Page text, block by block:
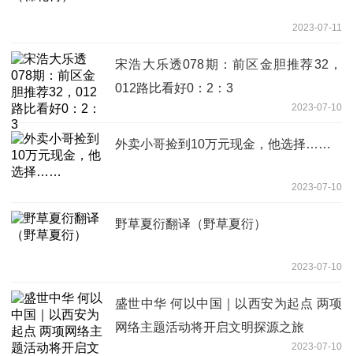
2023-07-11
宋浩大乐透078期：前区金胆推荐32，
012路比看好0：2：3
2023-07-10
外卖小哥捡到10万元现金，他选择……
2023-07-10
野草夏衍翻译（野草夏衍）
2023-07-10
盛世中华 何以中国｜以西安为起点 两项
网络主题活动将开启文明探源之旅
2023-07-10